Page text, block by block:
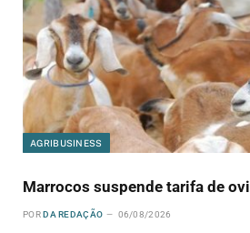
AGRIBUSINESS
Marrocos suspende tarifa de
POR DA REDAÇÃO 06/08/2026